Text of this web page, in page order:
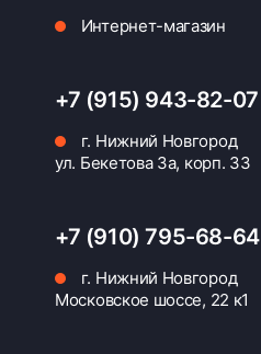
Интернет-магазин
+7 (915) 943-82-07
г. Нижний Новгород
ул. Бекетова 3а, корп. 33
+7 (910) 795-68-64
г. Нижний Новгород
Московское шоссе, 22 к1